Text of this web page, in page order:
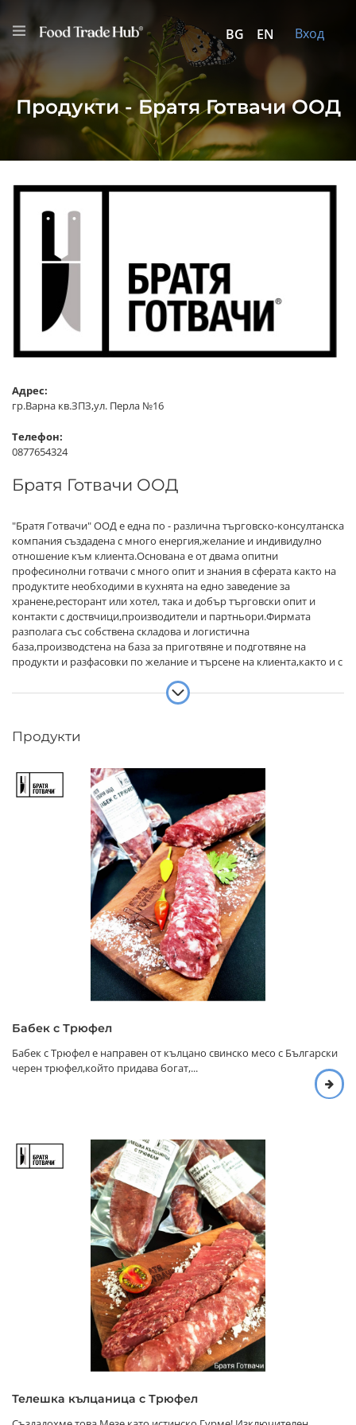
BG EN Вход
Продукти - Братя Готвачи ООД
Адрес:
гр.Варна кв.ЗПЗ,ул. Перла №16
Телефон:
0877654324
Братя Готвачи ООД
"Братя Готвачи" ООД е една по - различна търговско-консултанска
компания създадена с много енергия,желание и индивидулно
отношение към клиента.Основана е от двама опитни
професинолни готвачи с много опит и знания в сферата както на
продуктите необходими в кухнята на едно заведение за
хранене,ресторант или хотел, така и добър търговски опит и
контакти с доствчици,производители и партньори.Фирмата
разполага със собствена складова и логистична
база,производстена на база за приготвяне и подготвяне на
продукти и разфасовки по желание и търсене на клиента,както и с
Продукти
Бабек с Трюфел
Бабек с Трюфел е направен от кълцано свинско месо с Български
черен трюфел,който придава богат,...
Телешка кълцаница с Трюфел